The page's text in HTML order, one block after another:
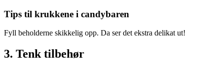
Tips til krukkene i candybaren
Fyll beholderne skikkelig opp. Da ser det ekstra delikat ut!
3. Tenk tilbehør